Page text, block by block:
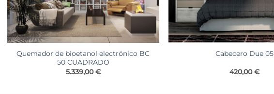
Quemador de bioetanol electrónico BC
50 CUADRADO
5.339,00€
Cabecero Due 05
420,00€